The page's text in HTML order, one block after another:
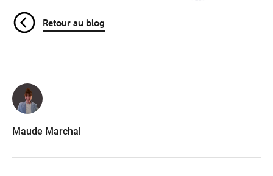
Retour au blog
Maude Marchal